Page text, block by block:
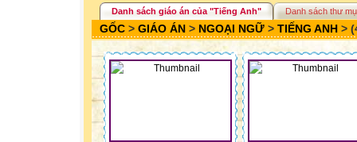
Danh sách giáo án của "Tiếng Anh" Danh sách thư
GỐC > GIÁO ÁN > NGOẠI NGỮ > TIẾNG ANH >